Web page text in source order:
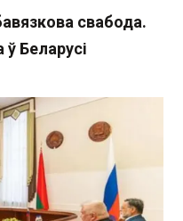
свабода.
Беларусі